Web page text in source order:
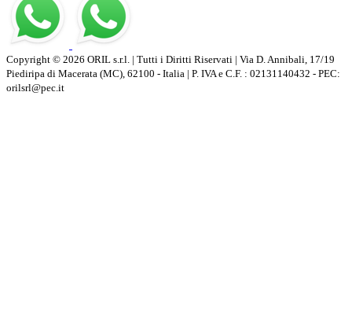
Copyright © 2026 ORIL s.r.l. | Tutti i Diritti Riservati | Via D. Annibali, 17/19
Piediripa di Macerata (MC), 62100 - Italia | P. IVA e C.F. : 02131140432 - PEC:
orilsrl@pec.it